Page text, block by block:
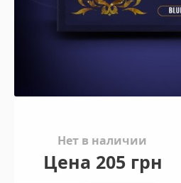
Нет в наличии
Цена 205 грн